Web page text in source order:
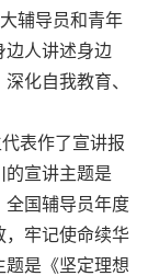
辅导员和青年
边人讲述身边
化自我教育、
表作了宣讲报
的宣讲主题是
全国辅导员年度
，牢记使命续华
题是《坚定理想